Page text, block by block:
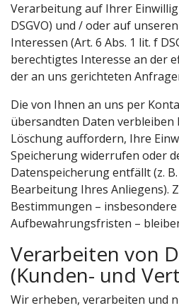
Verarbeitung auf Ihrer
DSGVO) und / oder auf
Interessen (Art. 6 Abs. 1 lit. f
berechtigtes Interesse an der
der an uns gerichteten
Die von Ihnen an uns per
übersandten Daten verbleiben
Löschung auffordern, Ihre
Speicherung widerrufen oder
Datenspeicherung entfällt (z.
Bearbeitung Ihres Anliegens).
Bestimmungen –
Aufbewahrungsfristen –
Verarbeiten von
(Kunden- und
Wir erheben, verarbeiten und